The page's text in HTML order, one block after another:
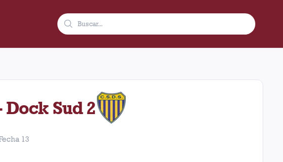
junio de 1962 en condición de local en el estadio Ciudad De Lanús - Néstor
Dock Sud 2
13